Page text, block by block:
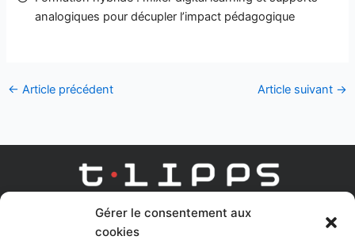
Gérer le consentement aux
cookies
analogiques pour décupler l’impact pédagogique
← Article précédent Article suivant →
AGENCE DIGITAL LEARNING